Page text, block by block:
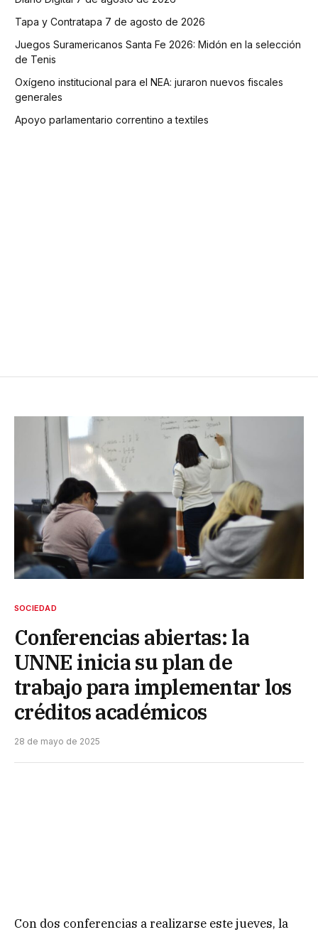
Tapa y Contratapa 7 de agosto de 2026
Juegos Suramericanos Santa Fe 2026: Midón en la selección
de Tenis
Oxígeno institucional para el NEA: juraron nuevos fiscales
generales
Apoyo parlamentario correntino a textiles
SOCIEDAD
Conferencias abiertas: la
UNNE inicia su plan de
trabajo para implementar los
créditos académicos
28 de mayo de 2025
Con dos conferencias a realizarse este jueves, la